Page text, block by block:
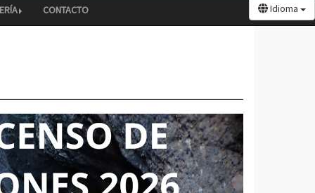
CONTACTO Idioma